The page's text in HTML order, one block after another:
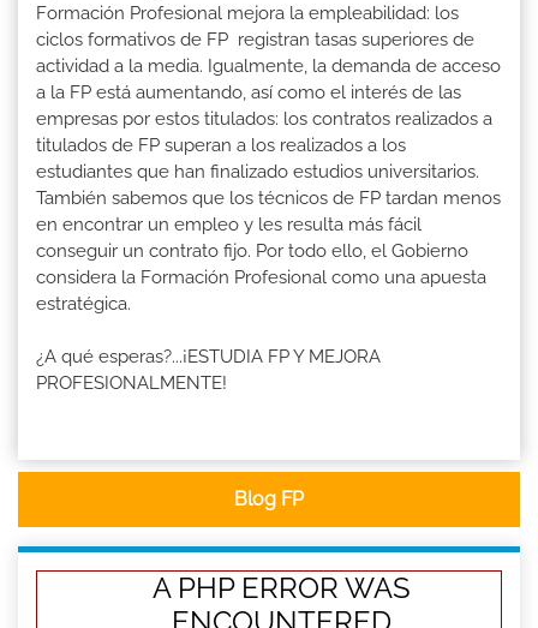
Formación Profesional mejora la empleabilidad: los
ciclos formativos de FP registran tasas superiores de
actividad a la media. Igualmente, la demanda de acceso
a la FP está aumentando, así como el interés de las
empresas por estos titulados: los contratos realizados a
titulados de FP superan a los realizados a los
estudiantes que han finalizado estudios universitarios.
También sabemos que los técnicos de FP tardan menos
en encontrar un empleo y les resulta más fácil
conseguir un contrato fijo. Por todo ello, el Gobierno
considera la Formación Profesional como una apuesta
estratégica.
¿A qué esperas?...¡ESTUDIA FP Y MEJORA
PROFESIONALMENTE!
Blog FP
A PHP ERROR WAS